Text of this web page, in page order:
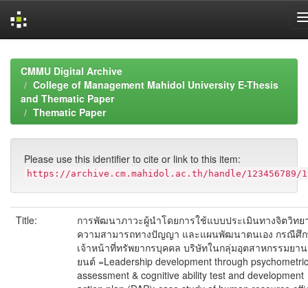
navigationCMMU Digital Archive
College of Management Mahidol University E-Thesis
and Thematic Paper
Thematic Paper
Please use this identifier to cite or link to this item:
https://archive.cm.mahidol.ac.th/handle/123456789/
Title:
การพัฒนาภาวะผู้นำโดยการใช้แบบประเมินทางจิตวิทย
ความสามารถทางปัญญา และแผนพัฒนาตนเอง กรณีศึ
เจ้าหน้าที่ทรัพยากรบุคคล บริษัทในกลุ่มอุตสาหกรรมยาน
ยนต์ =Leadership development through psychometric
assessment & cognitive ability test and development